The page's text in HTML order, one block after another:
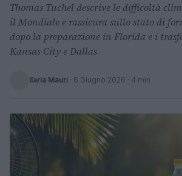
Thomas Tuchel descrive le difficoltà
il Mondiale e rassicura sullo stato di
dopo la preparazione in Florida e i
Kansas City e Dallas
Ilaria Mauri · 6 Giugno 2026 · 4 min